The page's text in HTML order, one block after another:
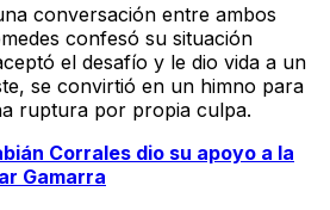
conversación entre ambos
confesó su situación
el desafío y le dio vida a un
se convirtió en un himno para
ruptura por propia culpa.
Corrales dio su apoyo a la
Gamarra